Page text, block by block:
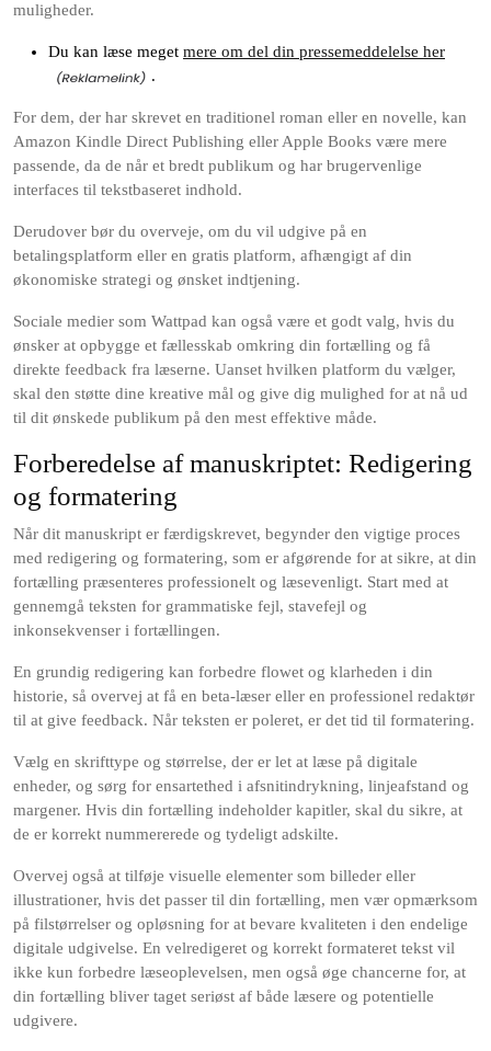
muligheder.
Du kan læse meget mere om del din pressemeddelelse her
.
For dem, der har skrevet en traditionel roman eller en novelle, kan
Amazon Kindle Direct Publishing eller Apple Books være mere
passende, da de når et bredt publikum og har brugervenlige
interfaces til tekstbaseret indhold.
Derudover bør du overveje, om du vil udgive på en
betalingsplatform eller en gratis platform, afhængigt af din
økonomiske strategi og ønsket indtjening.
Sociale medier som Wattpad kan også være et godt valg, hvis du
ønsker at opbygge et fællesskab omkring din fortælling og få
direkte feedback fra læserne. Uanset hvilken platform du vælger,
skal den støtte dine kreative mål og give dig mulighed for at nå ud
til dit ønskede publikum på den mest effektive måde.
Forberedelse af manuskriptet: Redigering
og formatering
Når dit manuskript er færdigskrevet, begynder den vigtige proces
med redigering og formatering, som er afgørende for at sikre, at din
fortælling præsenteres professionelt og læsevenligt. Start med at
gennemgå teksten for grammatiske fejl, stavefejl og
inkonsekvenser i fortællingen.
En grundig redigering kan forbedre flowet og klarheden i din
historie, så overvej at få en beta-læser eller en professionel redaktør
til at give feedback. Når teksten er poleret, er det tid til formatering.
Vælg en skrifttype og størrelse, der er let at læse på digitale
enheder, og sørg for ensartethed i afsnitindrykning, linjeafstand og
margener. Hvis din fortælling indeholder kapitler, skal du sikre, at
de er korrekt nummererede og tydeligt adskilte.
Overvej også at tilføje visuelle elementer som billeder eller
illustrationer, hvis det passer til din fortælling, men vær opmærksom
på filstørrelser og opløsning for at bevare kvaliteten i den endelige
digitale udgivelse. En velredigeret og korrekt formateret tekst vil
ikke kun forbedre læseoplevelsen, men også øge chancerne for, at
din fortælling bliver taget seriøst af både læsere og potentielle
udgivere.